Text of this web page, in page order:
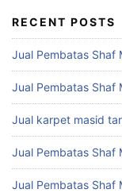
RECENT POSTS
Jual Pembatas Shaf
Jual Pembatas Shaf
Jual karpet masid
Jual Pembatas Shaf
Jual Pembatas Shaf